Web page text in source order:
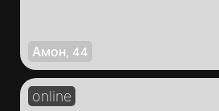
Амон, 44